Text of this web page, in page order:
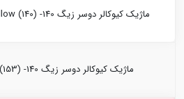
ماژیک کیوکالر دوسر زیگ Mellow Yellow (140) -140
ماژیک کیوکالر دوسر زیگ Ochre (153) -140